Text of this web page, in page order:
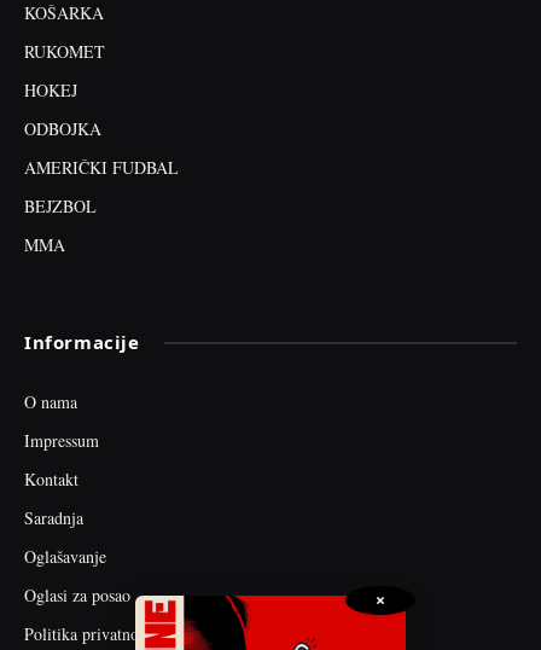
KOŠARKA
RUKOMET
HOKEJ
ODBOJKA
AMERIČKI FUDBAL
BEJZBOL
MMA
Informacije
O nama
Impressum
Kontakt
Saradnja
Oglašavanje
Oglasi za posao
Politika privatnosti
×